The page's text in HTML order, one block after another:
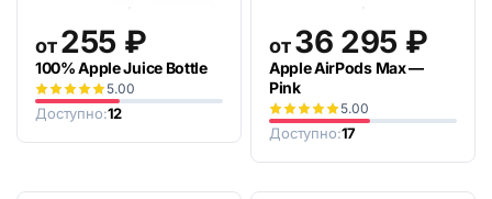
от255 ₽
100% Apple Juice Bottle
5.00
Доступно:12
от36 295 ₽
Apple AirPods Max —
Pink
5.00
Доступно:17